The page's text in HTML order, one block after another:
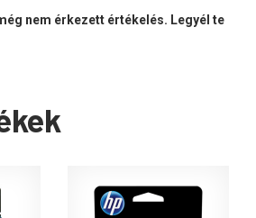
nem érkezett értékelés. Legyél te